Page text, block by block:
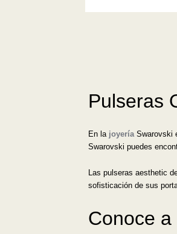
Pulseras
En la joyeríaSwarovski
Swarovski puedes
Las pulseras aesthetic
sofisticación de sus
Conoce